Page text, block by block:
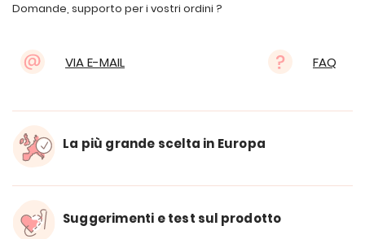
Domande, supporto per i vostri ordini ?
VIA E-MAIL FAQ
La più grande scelta in Europa
Suggerimenti e test sul prodotto